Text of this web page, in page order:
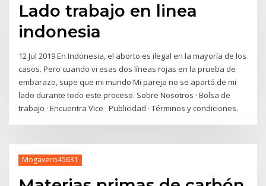
Lado trabajo en linea
indonesia
12 Jul 2019 En Indonesia, el aborto es ilegal en la mayoría de los
casos. Pero cuando vi esas dos líneas rojas en la prueba de
embarazo, supe que mi mundo Mi pareja no se apartó de mi
lado durante todo este proceso. Sobre Nosotros · Bolsa de
trabajo · Encuentra Vice · Publicidad · Términos y condiciones.
Mogavero45631